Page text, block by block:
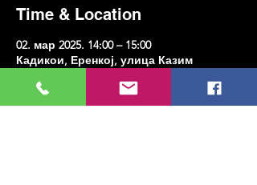
Time & Location
02. мар 2025. 14:00 – 15:00
Кадикои, Еренкој, улица Казим
Истанбул, Туркиие